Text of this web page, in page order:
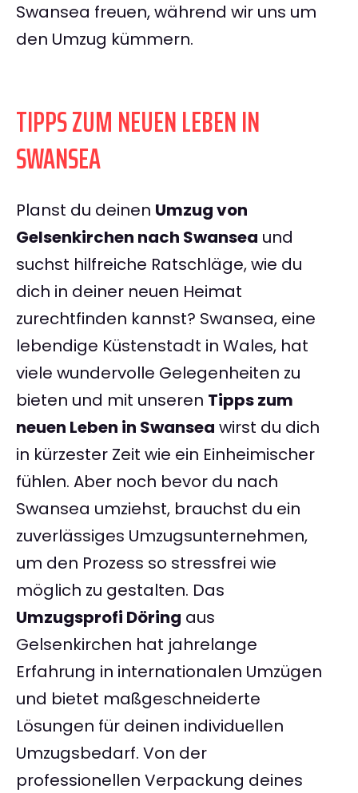
Swansea freuen, während wir uns um
den Umzug kümmern.
TIPPS ZUM NEUEN LEBEN IN
SWANSEA
Planst du deinen Umzug von
Gelsenkirchen nach Swansea und
suchst hilfreiche Ratschläge, wie du
dich in deiner neuen Heimat
zurechtfinden kannst? Swansea, eine
lebendige Küstenstadt in Wales, hat
viele wundervolle Gelegenheiten zu
bieten und mit unseren Tipps zum
neuen Leben in Swansea wirst du dich
in kürzester Zeit wie ein Einheimischer
fühlen. Aber noch bevor du nach
Swansea umziehst, brauchst du ein
zuverlässiges Umzugsunternehmen,
um den Prozess so stressfrei wie
möglich zu gestalten. Das
Umzugsprofi Döring aus
Gelsenkirchen hat jahrelange
Erfahrung in internationalen Umzügen
und bietet maßgeschneiderte
Lösungen für deinen individuellen
Umzugsbedarf. Von der
professionellen Verpackung deines